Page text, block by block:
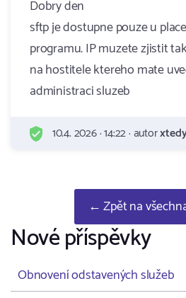
Dobry den
sftp je dostupne pouze u
programu. IP muzete zjistit
na hostitele ktereho mate
administraci sluzeb
10.4. 2026 · 14:22 · autor
← Zpět na
Nové příspěvky
Obnovení odstavených služeb